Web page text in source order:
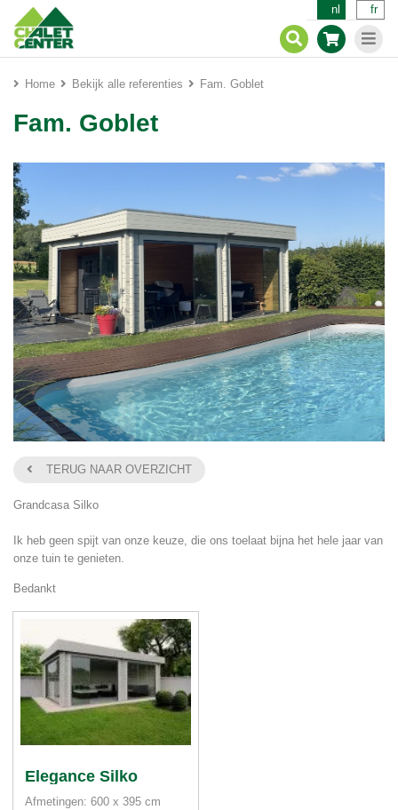
nl fr
Home Bekijk alle referenties Fam. Goblet
Fam. Goblet
TERUG NAAR OVERZICHT
Grandcasa Silko
Ik heb geen spijt van onze keuze, die ons toelaat bijna het hele jaar van
onze tuin te genieten.
Bedankt
Elegance Silko
Afmetingen: 600 x 395 cm